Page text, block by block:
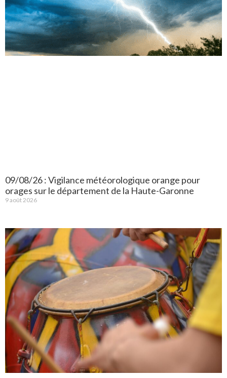
09/08/26 : Vigilance météorologique orange pour
orages sur le département de la Haute-Garonne
9 août 2026